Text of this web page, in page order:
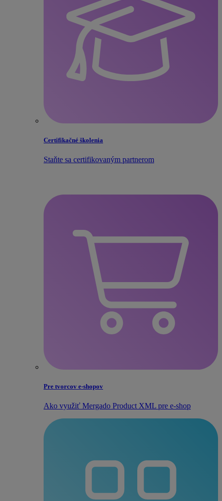
Certifikačné školenia
Staňte sa certifikovaným partnerom
Pre tvorcov e‑shopov
Ako využiť Mergado Product XML pre e‑shop